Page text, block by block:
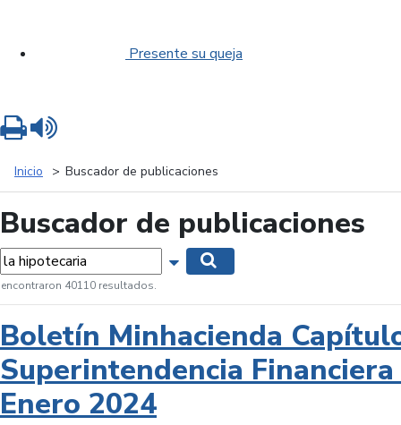
Presente su queja
Inicio Buscador de publicaciones
Buscador de publicaciones
Mostrar opciones de búsqueda
encontraron 40110 resultados.
Boletín Minhacienda
Superintendencia
Enero 2024
Imprimir